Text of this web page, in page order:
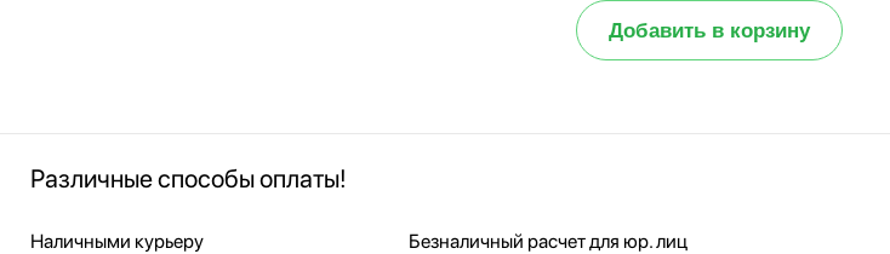
Добавить в корзину
Различные способы оплаты!
Наличными курьеру Безналичный расчет для юр. лиц